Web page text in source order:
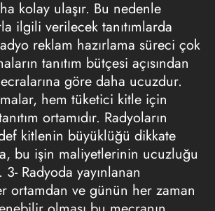
kolay ulaşır. Bu nedenle
ilgili verilecek tanıtımlarda
reklam hazırlama süreci çok
tanıtım bütçesi açısından
göre daha ucuzdur.
hem tüketici kitle için
ortamıdır. Radyoların
kitlenin büyüklüğü dikkate
bu işin maliyetlerinin ucuzluğu
Radyoda yayınlanan
ortamdan ve günün her zaman